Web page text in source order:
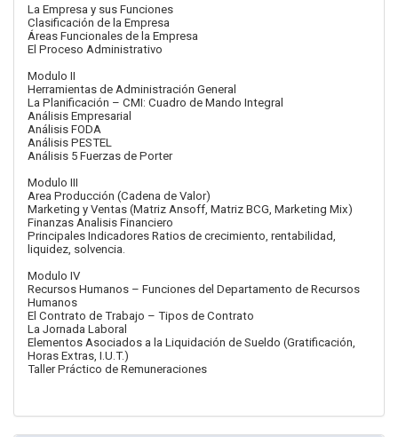
La Empresa y sus Funciones
Clasificación de la Empresa
Áreas Funcionales de la Empresa
El Proceso Administrativo
Modulo II
Herramientas de Administración General
La Planificación – CMI: Cuadro de Mando Integral
Análisis Empresarial
Análisis FODA
Análisis PESTEL
Análisis 5 Fuerzas de Porter
Modulo III
Area Producción (Cadena de Valor)
Marketing y Ventas (Matriz Ansoff, Matriz BCG, Marketing Mix)
Finanzas Analisis Financiero
Principales Indicadores Ratios de crecimiento, rentabilidad,
liquidez, solvencia.
Modulo IV
Recursos Humanos – Funciones del Departamento de Recursos
Humanos
El Contrato de Trabajo – Tipos de Contrato
La Jornada Laboral
Elementos Asociados a la Liquidación de Sueldo (Gratificación,
Horas Extras, I.U.T.)
Taller Práctico de Remuneraciones